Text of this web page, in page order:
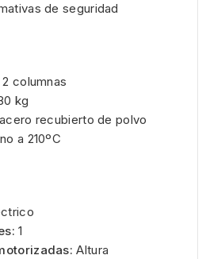
de seguridad
2 columnas
kg
recubierto de polvo
a 210ºC
1
Altura